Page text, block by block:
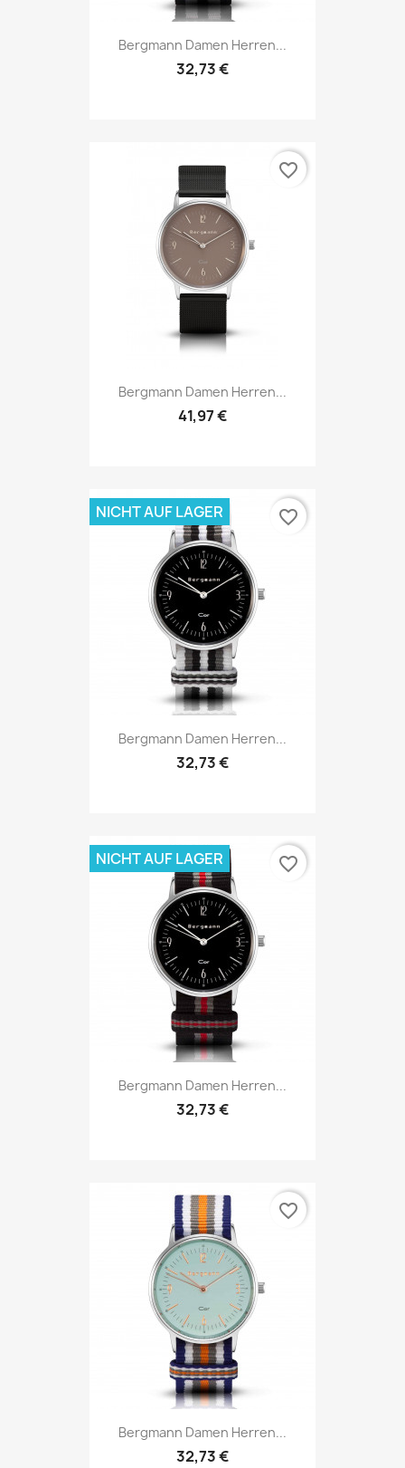
Bergmann Damen Herren...
32,73 €
Bergmann Damen Herren...
41,97 €
favorite_border
Bergmann Damen Herren...
32,73 €
NICHT AUF LAGER favorite_border
Bergmann Damen Herren...
32,73 €
NICHT AUF LAGER favorite_border
Bergmann Damen Herren...
32,73 €
favorite_border